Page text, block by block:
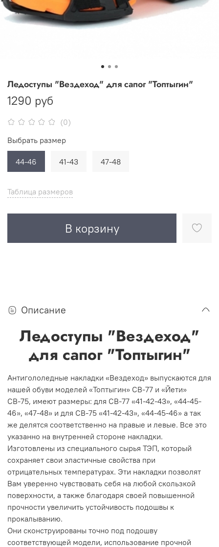
(0)
Ледоступы "Вездеход" для сапог "Топтыгин"
1290 руб
Таблица размеров
В корзину
Выбрать размер
44-46 41-43 47-48
Описание
Ледоступы "Вездеход"
для сапог "Топтыгин"
Антигололедные накладки «Вездеход» выпускаются для
нашей обуви моделей «Топтыгин» СВ-77 и «Йети»
СВ-75, имеют размеры: для СВ-77 «41-42-43», «44-45-
46», «47-48» и для СВ-75 «41-42-43», «44-45-46» а так
же делятся соответственно на правые и левые. Все это
указанно на внутренней стороне накладки.
Изготовлены из специального сырья ТЭП, который
сохраняет свои эластичные свойства при
отрицательных температурах. Эти накладки позволят
Вам уверенно чувствовать себя на любой скользкой
поверхности, а также благодаря своей повышенной
прочности увеличить устойчивость подошвы к
прокалыванию.
Они сконструированы точно под подошву
соответствующей модели, использование прочной